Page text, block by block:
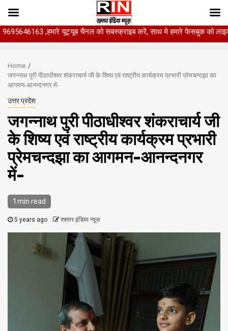
,हमारे यूट्यूब चैनल को सबस्क्राइब करें, साथ मे हमारे फेसबुक को लाइक जरूर करें.
content
Home
जगन्नाथ पुरी पीठाधीश्वर शंकराचार्य जी के शिष्य एवं राष्ट्रीय कार्यक्रम प्रभारी प्रेमचन्दझा का
आगमन-आनन्दनगर में-
उत्तर प्रदेश
जगन्नाथ पुरी पीठाधीश्वर शंकराचार्य जी
के शिष्य एवं राष्ट्रीय कार्यक्रम प्रभारी
प्रेमचन्दझा का आगमन-आनन्दनगर
में-
1 min read
5 years ago रफ़्तार इंडिया न्यूज़